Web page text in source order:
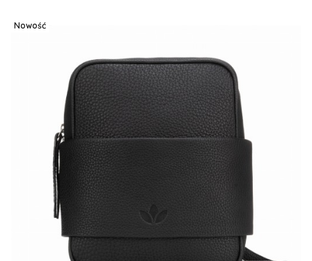
Nowość